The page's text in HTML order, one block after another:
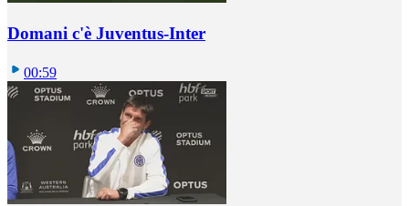
Domani c'è Juventus-Inter
00:59